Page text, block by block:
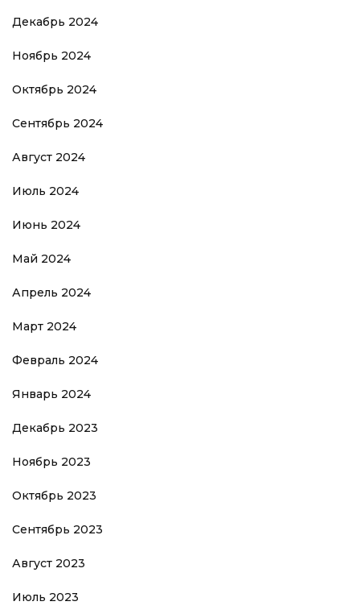
Декабрь 2024
Ноябрь 2024
Октябрь 2024
Сентябрь 2024
Август 2024
Июль 2024
Июнь 2024
Май 2024
Апрель 2024
Март 2024
Февраль 2024
Январь 2024
Декабрь 2023
Ноябрь 2023
Октябрь 2023
Сентябрь 2023
Август 2023
Июль 2023